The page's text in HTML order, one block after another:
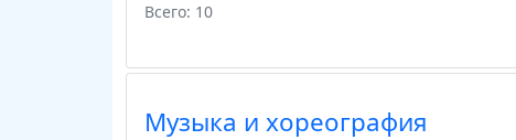
Всего: 10
Музыка и хореография